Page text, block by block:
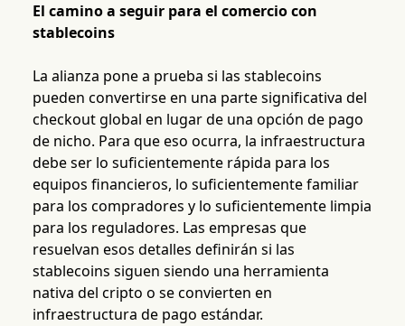
El camino a seguir para el comercio con
stablecoins
La alianza pone a prueba si las stablecoins
pueden convertirse en una parte significativa del
checkout global en lugar de una opción de pago
de nicho. Para que eso ocurra, la infraestructura
debe ser lo suficientemente rápida para los
equipos financieros, lo suficientemente familiar
para los compradores y lo suficientemente limpia
para los reguladores. Las empresas que
resuelvan esos detalles definirán si las
stablecoins siguen siendo una herramienta
nativa del cripto o se convierten en
infraestructura de pago estándar.